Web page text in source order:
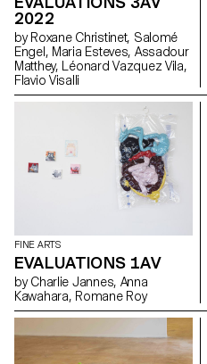
2022
by Roxane Christinet, Salomé
Engel, Maria Esteves, Assadour
Matthey, Léonard Vazquez Vila,
Flavio Visalli
FINE ARTS
EVALUATIONS 1AV
by Charlie Jannes, Anna
Kawahara, Romane Roy